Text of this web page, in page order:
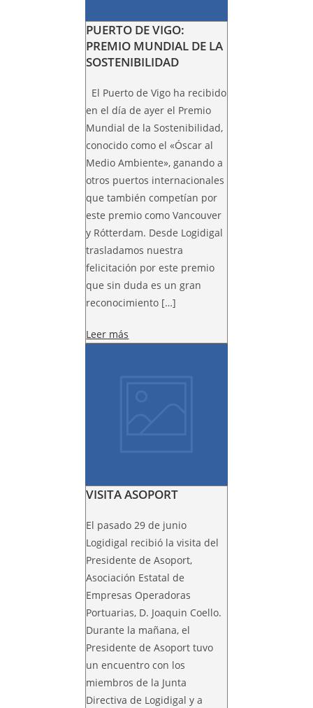
PUERTO DE VIGO:
PREMIO MUNDIAL DE LA
SOSTENIBILIDAD
El Puerto de Vigo ha recibido
en el día de ayer el Premio
Mundial de la Sostenibilidad,
conocido como el «Óscar al
Medio Ambiente», ganando a
otros puertos internacionales
que también competían por
este premio como Vancouver
y Rótterdam. Desde Logidigal
trasladamos nuestra
felicitación por este premio
que sin duda es un gran
reconocimiento […]
Leer más
VISITA ASOPORT
El pasado 29 de junio
Logidigal recibió la visita del
Presidente de Asoport,
Asociación Estatal de
Empresas Operadoras
Portuarias, D. Joaquin Coello.
Durante la mañana, el
Presidente de Asoport tuvo
un encuentro con los
miembros de la Junta
Directiva de Logidigal y a